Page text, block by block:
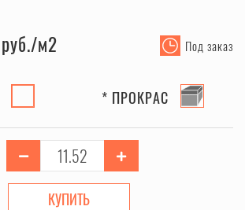
руб. Под заказ
* ПРОКРАС
КУПИТЬ